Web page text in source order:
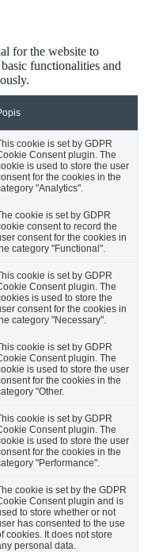
for the website to
functionalities and
cookie is set by GDPR
Consent plugin. The
is used to store the user
for the cookies in the
"Analytics".
cookie is set by GDPR
consent to record the
consent for the cookies in
category "Functional".
cookie is set by GDPR
Consent plugin. The
is used to store the
consent for the cookies in
category "Necessary".
cookie is set by GDPR
Consent plugin. The
is used to store the user
for the cookies in the
"Other.
cookie is set by GDPR
Consent plugin. The
is used to store the user
for the cookies in the
"Performance".
cookie is set by the GDPR
Consent plugin and is
to store whether or not
has consented to the use
cookies. It does not store
personal data.